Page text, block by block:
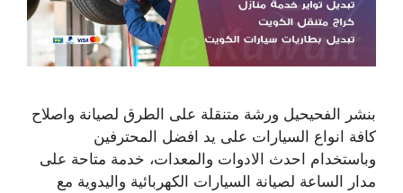
بنشر الفحيحيل ورشة متنقلة على الطرق لصيانة واصلاح
كافة انواع السيارات على يد افضل المحترفين
وباستخدام احدث الادوات والمعدات، خدمة متاحة على
مدار الساعة لصيانة السيارات الكهربائية واليدوية مع